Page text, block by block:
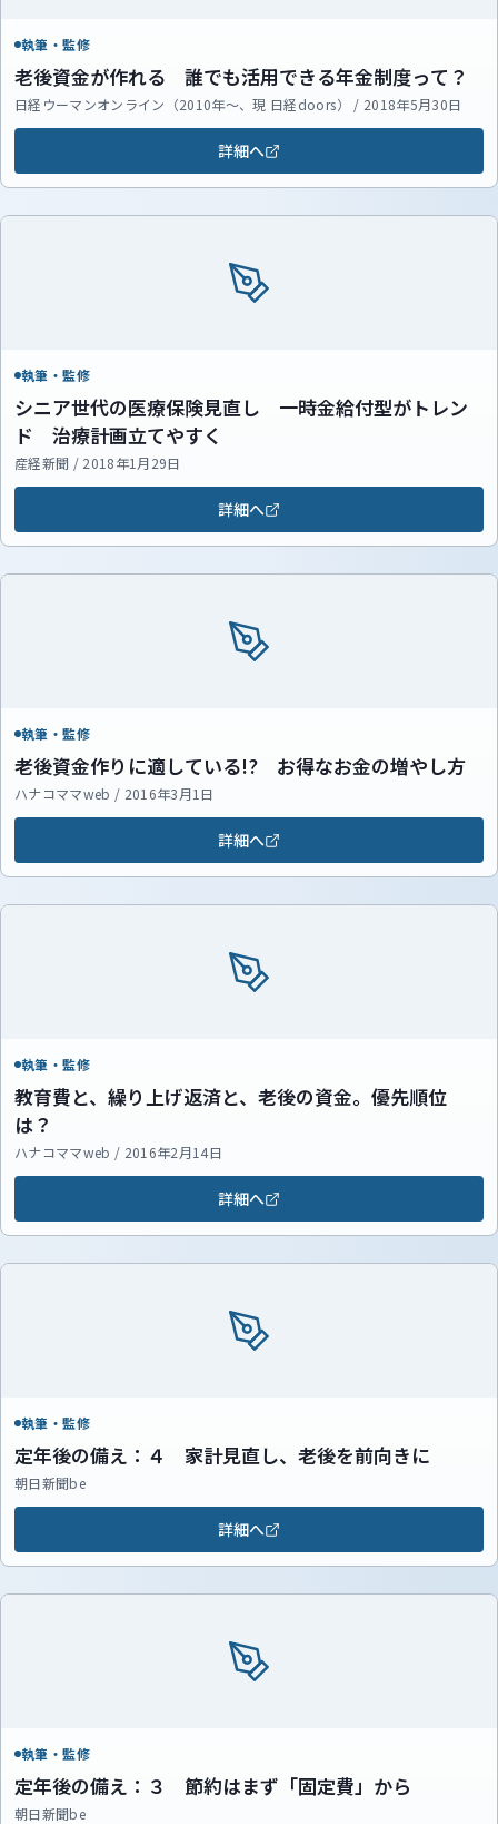
執筆・監修
老後資金が作れる 誰でも活用できる年金制度って？
日経ウーマンオンライン（2010年～、現 日経doors） / 2018年5月30日
詳細へ
執筆・監修
シニア世代の医療保険見直し 一時金給付型がトレン
ド 治療計画立てやすく
産経新聞 / 2018年1月29日
詳細へ
執筆・監修
老後資金作りに適している!? お得なお金の増やし方
ハナコママweb / 2016年3月1日
詳細へ
執筆・監修
教育費と、繰り上げ返済と、老後の資金。優先順位
は？
ハナコママweb / 2016年2月14日
詳細へ
執筆・監修
定年後の備え：４ 家計見直し、老後を前向きに
朝日新聞be
詳細へ
執筆・監修
定年後の備え：３ 節約はまず「固定費」から
朝日新聞be